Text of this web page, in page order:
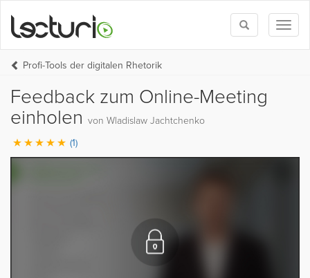
Toggle
search
Profi-Tools der digitalen Rhetorik
Feedback zum Online-Meeting
einholen von Wladislaw Jachtchenko
(1)